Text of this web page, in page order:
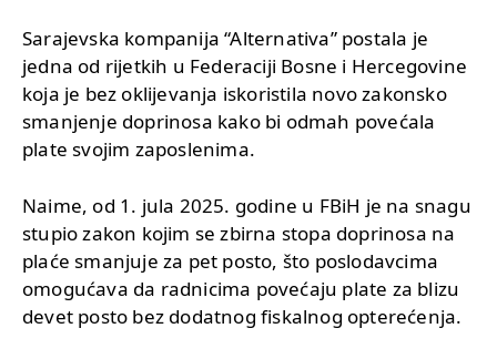
Sarajevska kompanija “Alternativa” postala je
jedna od rijetkih u Federaciji Bosne i Hercegovine
koja je bez oklijevanja iskoristila novo zakonsko
smanjenje doprinosa kako bi odmah povećala
plate svojim zaposlenima.
Naime, od 1. jula 2025. godine u FBiH je na snagu
stupio zakon kojim se zbirna stopa doprinosa na
plaće smanjuje za pet posto, što poslodavcima
omogućava da radnicima povećaju plate za blizu
devet posto bez dodatnog fiskalnog opterećenja.